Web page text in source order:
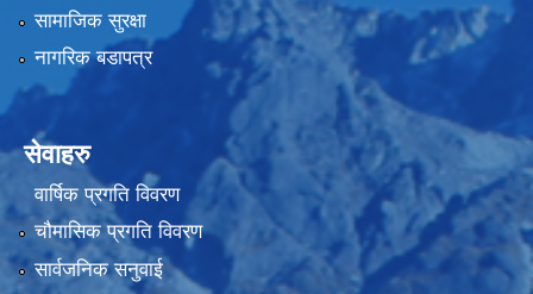
सामाजिक सुरक्षा
नागरिक बडापत्र
सेवाहरु
वार्षिक प्रगति विवरण
चौमासिक प्रगति विवरण
सार्वजनिक सनुवाई